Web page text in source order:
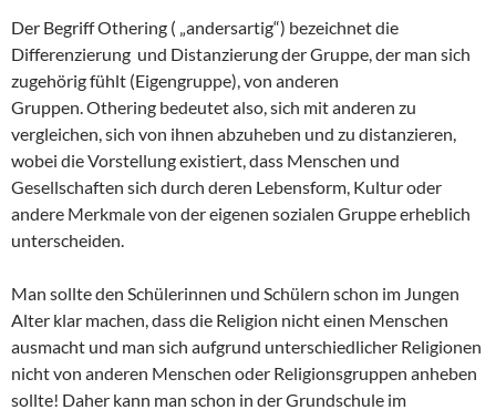
Der Begriff Othering ( „andersartig“) bezeichnet die
Differenzierung und Distanzierung der Gruppe, der man sich
zugehörig fühlt (Eigengruppe), von anderen
Gruppen. Othering bedeutet also, sich mit anderen zu
vergleichen, sich von ihnen abzuheben und zu distanzieren,
wobei die Vorstellung existiert, dass Menschen und
Gesellschaften sich durch deren Lebensform, Kultur oder
andere Merkmale von der eigenen sozialen Gruppe erheblich
unterscheiden.
Man sollte den Schülerinnen und Schülern schon im Jungen
Alter klar machen, dass die Religion nicht einen Menschen
ausmacht und man sich aufgrund unterschiedlicher Religionen
nicht von anderen Menschen oder Religionsgruppen anheben
sollte! Daher kann man schon in der Grundschule im